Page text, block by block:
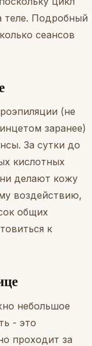
теле. Подробный
сеансов
(не
заранее)
За сутки до
кислотных
делают кожу
воздействию,
общих
к
небольшое
- это
проходит за